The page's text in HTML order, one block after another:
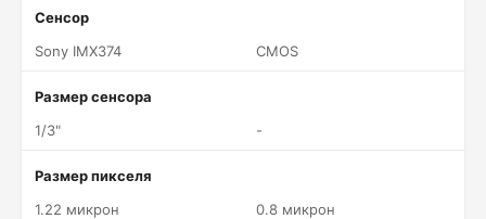
Сенсор
Sony IMX374
CMOS
Размер сенсора
1/3"
-
Размер пикселя
1.22 микрон
0.8 микрон